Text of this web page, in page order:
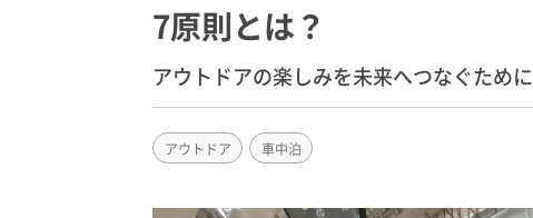
7原則とは？
アウトドアの楽しみを未来へつなぐために
アウトドア 車中泊